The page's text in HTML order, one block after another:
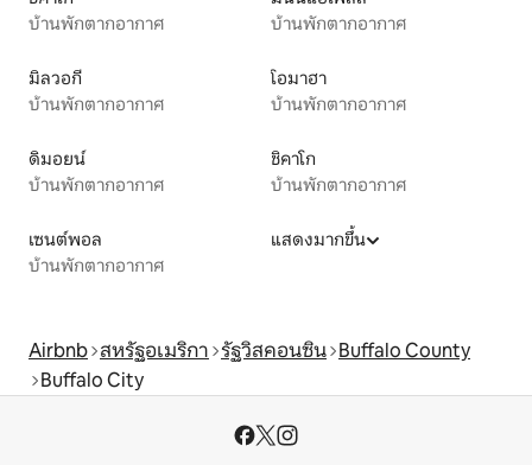
บ้านพักตากอากาศ
บ้านพักตากอากาศ
มิลวอกี
บ้านพักตากอากาศ
โอมาฮา
บ้านพักตากอากาศ
ดิมอยน์
บ้านพักตากอากาศ
ชิคาโก
บ้านพักตากอากาศ
เซนต์พอล
บ้านพักตากอากาศ
แสดงมากขึ้น
Airbnb สหรัฐอเมริกา รัฐวิสคอนซิน Buffalo County
Buffalo City